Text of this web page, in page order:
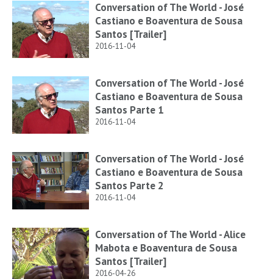
Conversation of The World - José
Castiano e Boaventura de Sousa
Santos [Trailer]
2016-11-04
Conversation of The World - José
Castiano e Boaventura de Sousa
Santos Parte 1
2016-11-04
Conversation of The World - José
Castiano e Boaventura de Sousa
Santos Parte 2
2016-11-04
Conversation of The World - Alice
Mabota e Boaventura de Sousa
Santos [Trailer]
2016-04-26